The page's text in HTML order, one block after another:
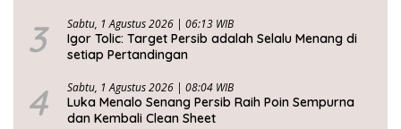
3 Sabtu, 1 Agustus 2026 | 06:13 WIB
Igor Tolic: Target Persib adalah Selalu Menang di
setiap Pertandingan
4 Sabtu, 1 Agustus 2026 | 08:04 WIB
Luka Menalo Senang Persib Raih Poin Sempurna
dan Kembali Clean Sheet